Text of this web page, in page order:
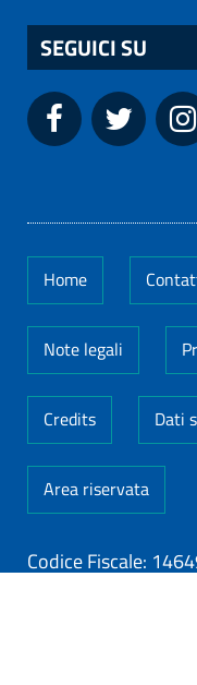
SEGUICI SU
Home
Note legali
Credits Dati
Area riservata
Codice Fiscale: